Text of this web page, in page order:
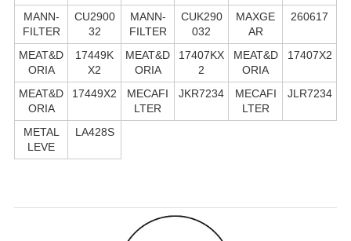
MANN-
FILTER
CU2900
32
MANN-
FILTER
CUK290
032
MAXGE
AR
260617
MEAT&D
ORIA
17449K
X2
MEAT&D
ORIA
17407KX
2
MEAT&D
ORIA
17407X2
MEAT&D
ORIA
17449X2
MECAFI
LTER
JKR7234
MECAFI
LTER
JLR7234
METAL
LEVE
LA428S